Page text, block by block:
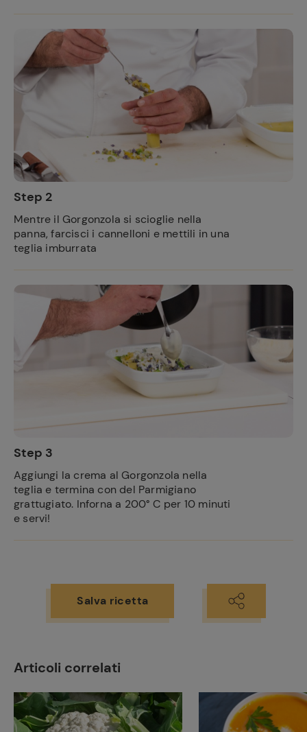
Step 2
Mentre il Gorgonzola si scioglie nella
panna, farcisci i cannelloni e mettili in una
teglia imburrata
Step 3
Aggiungi la crema al Gorgonzola nella
teglia e termina con del Parmigiano
grattugiato. Inforna a 200° C per 10 minuti
e servi!
Salva ricetta
Articoli correlati
Ricette